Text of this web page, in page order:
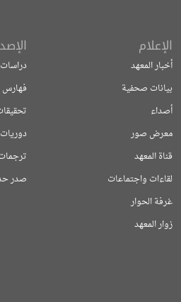
دراسات
فهارس
دوريات
صدر
الإعلام
أخبار المعهد
بيانات صحفية
أصداء
معرض صور
قناة المعهد
لقاءات واجتماعات
غرفة الحوار
زوار المعهد